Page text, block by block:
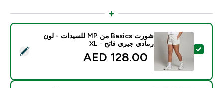
تحديد هذا المنتج - شورت Basics من MP للسيدات - لون رمادي جيري فاتح - XL
شورت Basics من MP للسيدات - لون
رمادي جيري فاتح - XL
128.00 AED‎